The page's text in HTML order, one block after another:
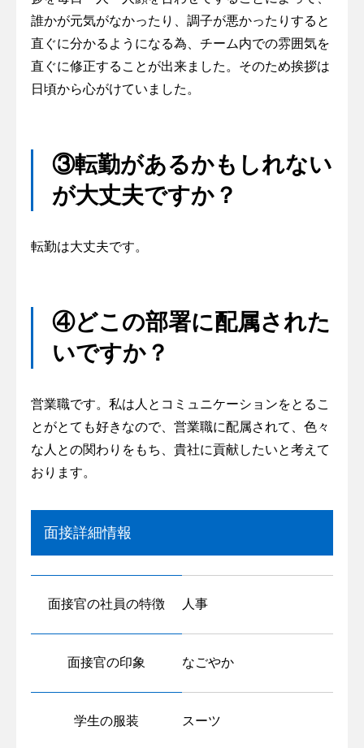
誰かが元気がなかったり、調子が悪かったりすると
直ぐに分かるようになる為、チーム内での雰囲気を
直ぐに修正することが出来ました。そのため挨拶は
日頃から心がけていました。
③転勤があるかもしれない
が大丈夫ですか？
転勤は大丈夫です。
④どこの部署に配属された
いですか？
営業職です。私は人とコミュニケーションをとるこ
とがとても好きなので、営業職に配属されて、色々
な人との関わりをもち、貴社に貢献したいと考えて
おります。
面接詳細情報
面接官の社員の特徴 人事
面接官の印象 なごやか
学生の服装 スーツ